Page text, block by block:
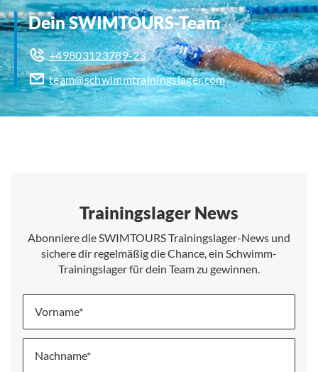
Dein SWIMTOURS-Team
+49803123789-23
team@schwimmtrainingslager.com
Trainingslager News
Abonniere die SWIMTOURS Trainingslager-News und
sichere dir regelmäßig die Chance, ein Schwimm-
Trainingslager für dein Team zu gewinnen.
Vorname
Nachname